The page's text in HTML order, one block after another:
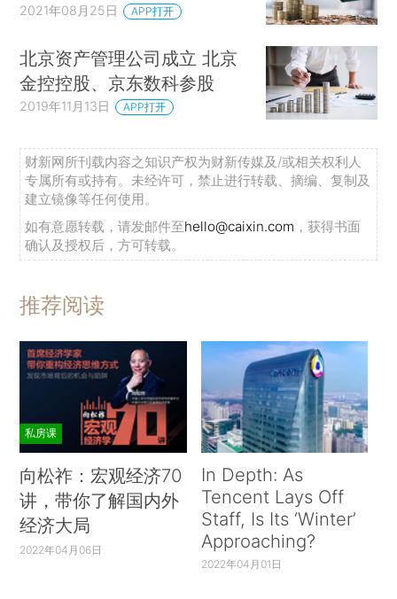
2021年08月25日 APP打开
北京资产管理公司成立 北京
金控控股、京东数科参股
2019年11月13日 APP打开
财新网所刊载内容之知识产权为财新传媒及/或相关权利人
专属所有或持有。未经许可，禁止进行转载、摘编、复制及
建立镜像等任何使用。
如有意愿转载，请发邮件至hello@caixin.com ，获得书面
确认及授权后，方可转载。
推荐阅读
私房课
向松祚：宏观经济70
讲，带你了解国内外
经济大局
2022年04月06日
In Depth: As
Tencent Lays Off
Staff, Is Its ‘Winter’
Approaching?
2022年04月01日